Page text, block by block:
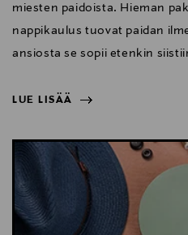
miesten paidoista. Hieman
nappikaulus tuovat paidan
ansiosta se sopii etenkin
LUE LISÄÄ
LUE LISÄÄ